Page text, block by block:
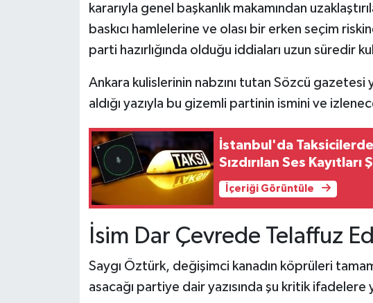
kararıyla genel başkanlık makamından
baskıcı hamlelerine ve olası bir erken seçim
parti hazırlığında olduğu iddiaları uzun süredir
Ankara kulislerinin nabzını tutan Sözcü gazetesi
aldığı yazıyla bu gizemli partinin ismini ve
İstanbul'da
Sızdırılan Ses Kayıtları
İçeriği Görüntüle
İsim Dar Çevrede Telaffuz
Saygı Öztürk, değişimci kanadın köprüleri
asacağı partiye dair yazısında şu kritik ifadelere